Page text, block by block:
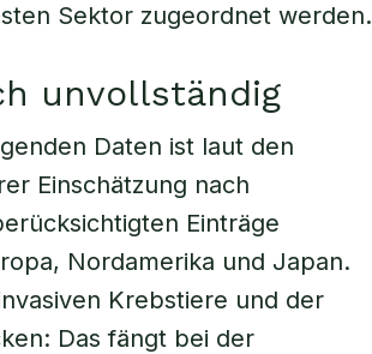
Sektor zugeordnet werden.
unvollständig
Daten ist laut den
Einschätzung nach
Einträge
Nordamerika und Japan.
Krebstiere und der
Das fängt bei der